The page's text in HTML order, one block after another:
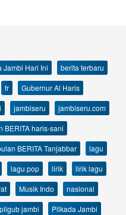
Jambi Hari Ini
berita terbaru
fr
Gubernur Al Haris
jambiseru
jambiseru.com
BERITA haris-sani
BERITA Tanjabbar
lagu
lagu pop lirik
lirik lagu
Musik Indo
nasional
pilgub jambi
Pilkada Jambi